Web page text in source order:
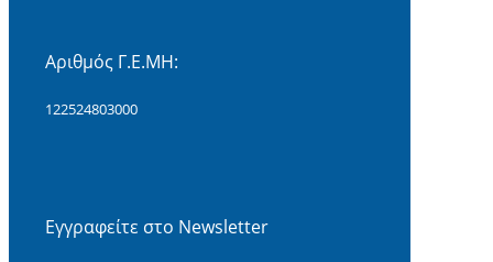
Αριθμός Γ.Ε.ΜΗ:
122524803000
Εγγραφείτε στο Newsletter